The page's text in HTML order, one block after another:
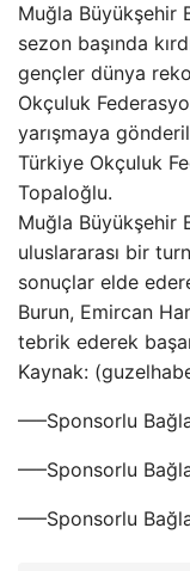
Muğla Büyükşehir
sezon başında
gençler dünya
Okçuluk
yarışmaya
Türkiye Okçuluk
Topaloğlu.
Muğla Büyükşehir
uluslararası bir
sonuçlar elde
Burun, Emircan
tebrik ederek
Kaynak:
—–Sponsorlu
—–Sponsorlu
—–Sponsorlu